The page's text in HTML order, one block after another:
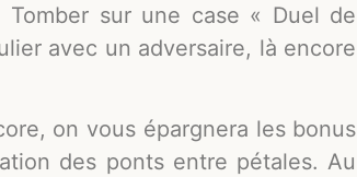
sur une case « Duel de
avec un adversaire, là encore
on vous épargnera les bonus
des ponts entre pétales. Au